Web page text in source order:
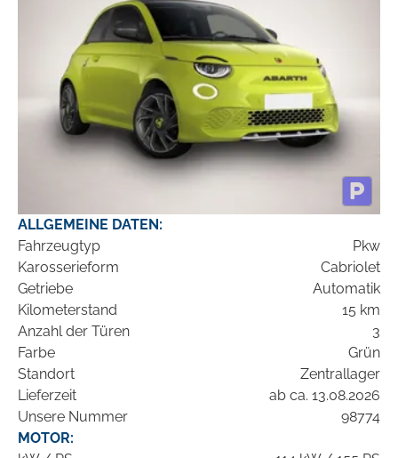
ALLGEMEINE DATEN:
Fahrzeugtyp
Pkw
Karosserieform
Cabriolet
Getriebe
Automatik
Kilometerstand
15 km
Anzahl der Türen
3
Farbe
Grün
Standort
Zentrallager
Lieferzeit
ab ca. 13.08.2026
Unsere Nummer
98774
MOTOR: